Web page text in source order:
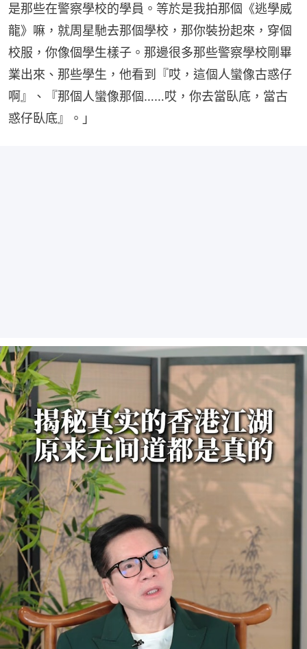
是那些在警察學校的學員。等於是我拍那個《逃學威
龍》嘛，就周星馳去那個學校，那你裝扮起來，穿個
校服，你像個學生樣子。那邊很多那些警察學校剛畢
業出來、那些學生，他看到『哎，這個人蠻像古惑仔
啊』、『那個人蠻像那個……哎，你去當臥底，當古
惑仔臥底』。」